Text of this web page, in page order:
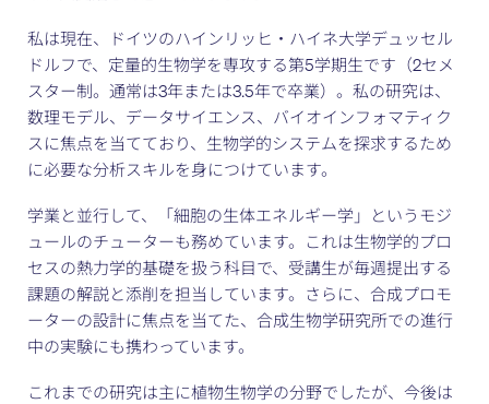
私は現在、ドイツのハインリッヒ・ハイネ大学デュッセル
ドルフで、定量的生物学を専攻する第5学期生です（2セメ
スター制。通常は3年または3.5年で卒業）。私の研究は、
数理モデル、データサイエンス、バイオインフォマティク
スに焦点を当てており、生物学的システムを探求するため
に必要な分析スキルを身につけています。
学業と並行して、「細胞の生体エネルギー学」というモジ
ュールのチューターも務めています。これは生物学的プロ
セスの熱力学的基礎を扱う科目で、受講生が毎週提出する
課題の解説と添削を担当しています。さらに、合成プロモ
ーターの設計に焦点を当てた、合成生物学研究所での進行
中の実験にも携わっています。
これまでの研究は主に植物生物学の分野でしたが、今後は